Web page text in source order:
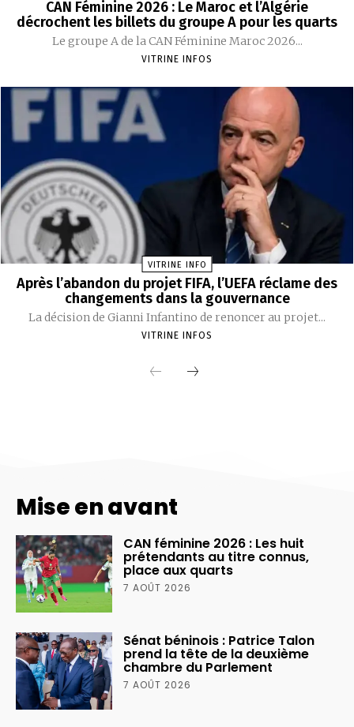
Mise en avant
CAN féminine 2026 : Les huit
prétendants au titre connus,
place aux quarts
7 AOÛT 2026
Sénat béninois : Patrice Talon
prend la tête de la deuxième
chambre du Parlement
7 AOÛT 2026